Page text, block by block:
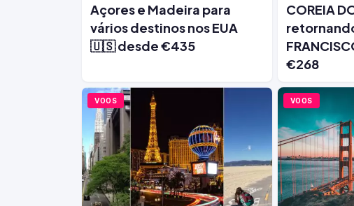
Açores e Madeira para
vários destinos nos EUA
🇺🇸 desde €435
COREIA
€268
VOOS VOOS